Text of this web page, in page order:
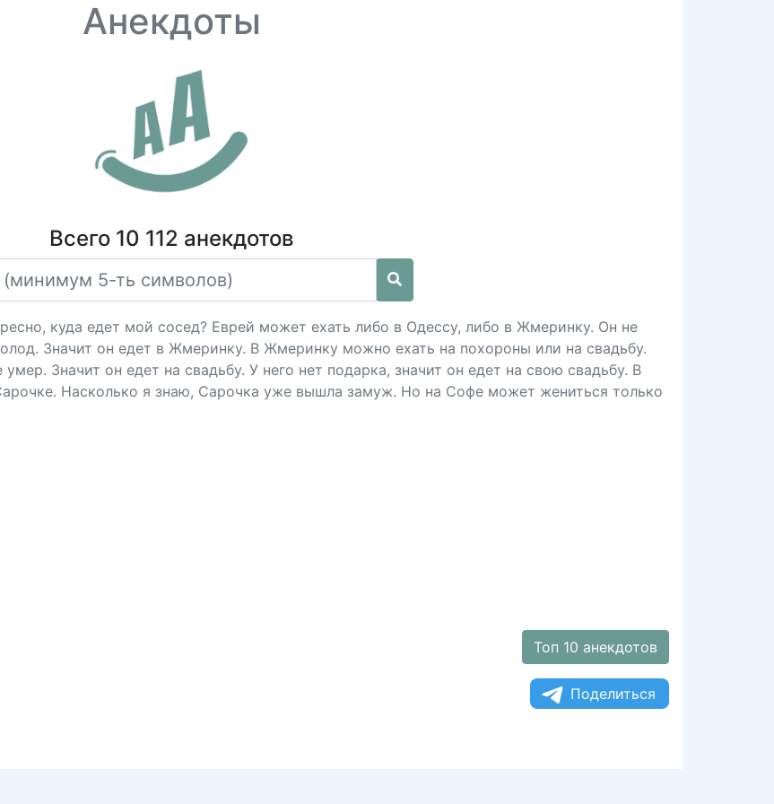
Анекдоты
Всего 10 112 анекдотов
куда едет мой сосед? Еврей может ехать либо в Одессу, либо в Жмеринку. Он не
Значит он едет в Жмеринку. В Жмеринку можно ехать на похороны или на свадьбу.
Значит он едет на свадьбу. У него нет подарка, значит он едет на свою свадьбу. В
Насколько я знаю, Сарочка уже вышла замуж. Но на Софе может жениться только
Топ 10 анекдотов
Поделиться